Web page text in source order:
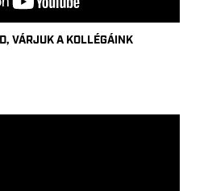
VÁRJUK A KOLLÉGÁINK